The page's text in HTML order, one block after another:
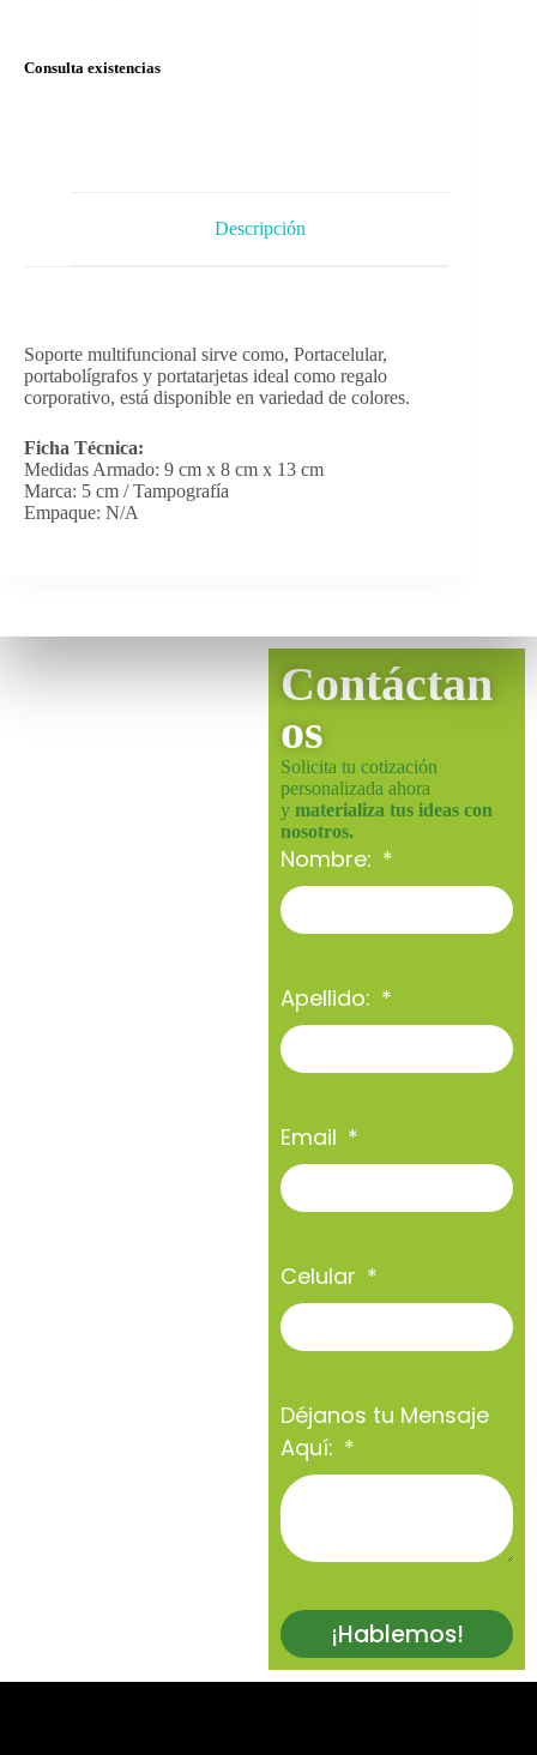
Consulta existencias
Descripción
Soporte multifuncional sirve como, Portacelular,
portabolígrafos y portatarjetas ideal como regalo
corporativo, está disponible en variedad de colores.
Ficha Técnica:
Medidas Armado: 9 cm x 8 cm x 13 cm
Marca: 5 cm / Tampografía
Empaque: N/A
Contáctan
os
Solicita tu cotización
personalizada ahora
y materializa tus ideas con
nosotros.
Nombre:
Apellido:
Email
Celular
Déjanos tu Mensaje
Aquí:
¡Hablemos!